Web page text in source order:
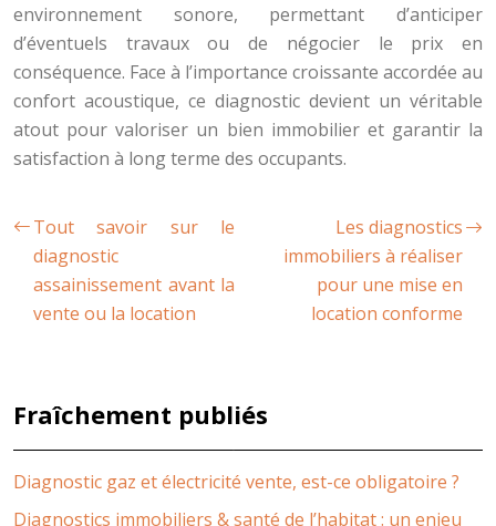
environnement sonore, permettant d’anticiper
d’éventuels travaux ou de négocier le prix en
conséquence. Face à l’importance croissante accordée au
confort acoustique, ce diagnostic devient un véritable
atout pour valoriser un bien immobilier et garantir la
satisfaction à long terme des occupants.
Tout savoir sur le
diagnostic
assainissement avant la
vente ou la location
Les diagnostics
immobiliers à réaliser
pour une mise en
location conforme
Fraîchement publiés
Diagnostic gaz et électricité vente, est-ce obligatoire ?
Diagnostics immobiliers & santé de l’habitat : un enjeu